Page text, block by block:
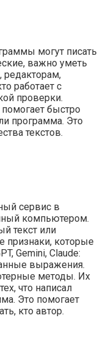
могут писать
важно уметь
редакторам,
работает с
проверки.
быстро
программа. Это
текстов.
сервис в
компьютером.
текст или
признаки, которые
Gemini, Claude:
выражения.
методы. Их
что написал
Это помогает
кто автор.